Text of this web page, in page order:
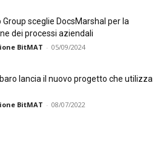
Group sceglie DocsMarshal per la
dei processi aziendali
BitMAT - 05/09/2024
lancia il nuovo progetto che utilizza
BitMAT - 08/07/2022